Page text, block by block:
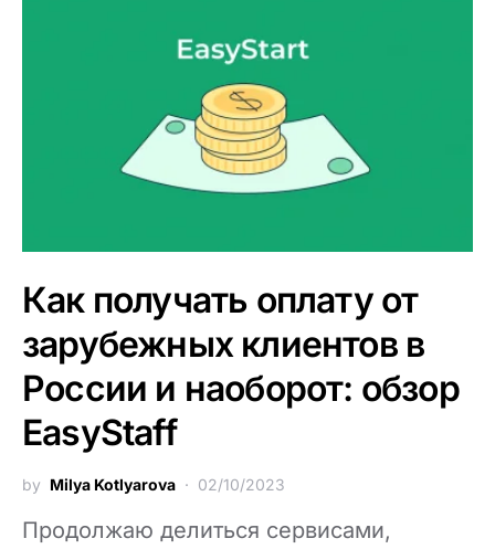
Как получать оплату от
зарубежных клиентов в
России и наоборот: обзор
EasyStaff
by Milya Kotlyarova 02/10/2023
Продолжаю делиться сервисами,